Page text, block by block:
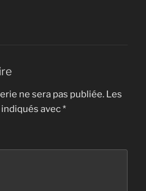
ne sera pas publiée. Les
avec*